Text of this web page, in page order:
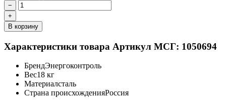
−
+
В корзину
Характеристики товара Артикул МСГ: 1050694
БрендЭнергоконтроль
Вес18 кг
Материалсталь
Страна происхожденияРоссия